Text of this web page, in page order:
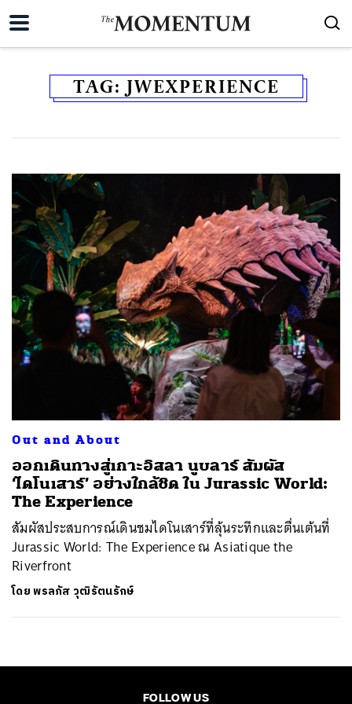
TAG: JWEXPERIENCE
Out and About
ออกเดินทางสู่เกาะอิสลา นูบลาร์ สัมผัส
‘ไดโนเสาร์’ อย่างใกล้ชิด ใน Jurassic World:
The Experience
สัมผัสประสบการณ์เดินชมไดโนเสาร์ที่ลุ้นระทึกและตื่นเต้นที่
Jurassic World: The Experience ณ Asiatique the
Riverfront
โดยพรลภัส วุฒิรัตนรักษ์
FOLLOW US
SHARE TWEET LINE